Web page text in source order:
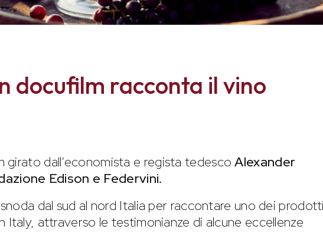
docufilm racconta il vino
girato dall’economista e regista tedescoAlexander
Edison e Federvini.
dal sud al nord Italia per raccontare uno dei
Italy, attraverso le testimonianze di alcune eccellenze